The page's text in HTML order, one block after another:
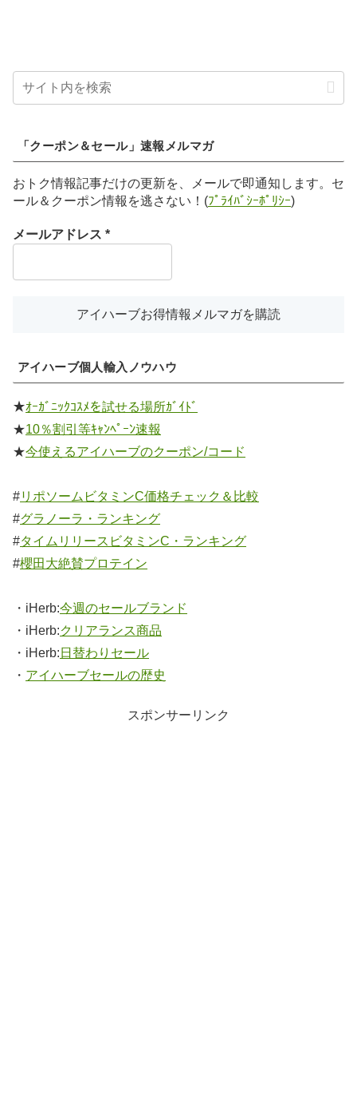
「クーポン＆セール」速報メルマガ
おトク情報記事だけの更新を、メールで即通知します。セ
ール＆クーポン情報を逃さない！(ﾌﾟﾗｲﾊﾞｼｰﾎﾟﾘｼｰ)
メールアドレス *
アイハーブ個人輸入ノウハウ
★ｵｰｶﾞﾆｯｸｺｽﾒを試せる場所ｶﾞｲﾄﾞ
★10％割引等ｷｬﾝﾍﾟｰﾝ速報
★今使えるアイハーブのクーポン/コード
#リポソームビタミンC価格チェック＆比較
#グラノーラ・ランキング
#タイムリリースビタミンC・ランキング
#櫻田大絶賛プロテイン
・iHerb:今週のセールブランド
・iHerb:クリアランス商品
・iHerb: 日替わりセール
・ アイハーブセールの歴史
スポンサーリンク